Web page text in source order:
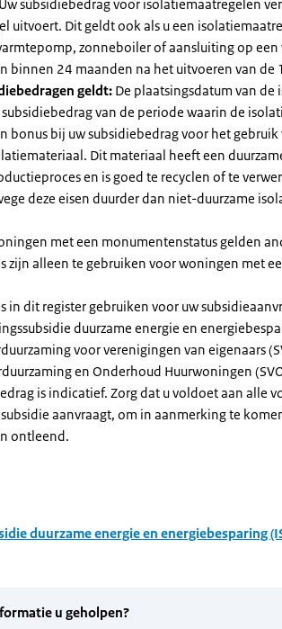
Uw subsidiebedrag voor isolatiemaatregelen
uitvoert. Dit geldt ook als u een
zonneboiler of aansluiting op een
binnen 24 maanden na het uitvoeren van de
geldt: De plaatsingsdatum van
van de periode waarin de
bonus bij uw subsidiebedrag voor het
Dit materiaal heeft een
en is goed te recyclen of te
deze eisen duurder dan niet-duurzame
met een monumentenstatus gelden
zijn alleen te gebruiken voor woningen met
in dit register gebruiken voor uw
duurzame energie en
voor verenigingen van eigenaars
en Onderhoud Huurwoningen
is indicatief. Zorg dat u voldoet aan alle
aanvraagt, om in aanmerking te
ontleend.
duurzame energie en energiebesparing